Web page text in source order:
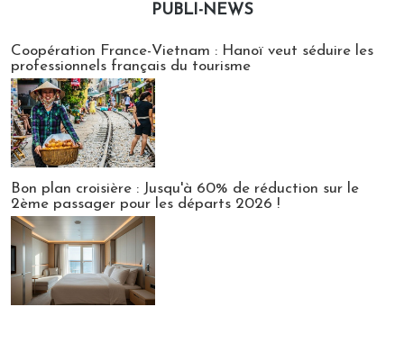
PUBLI-NEWS
Coopération France-Vietnam : Hanoï veut séduire les
professionnels français du tourisme
Bon plan croisière : Jusqu'à 60% de réduction sur le
2ème passager pour les départs 2026 !